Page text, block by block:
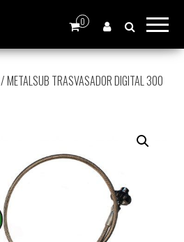
0
/ METALSUB TRASVASADOR DIGITAL 300